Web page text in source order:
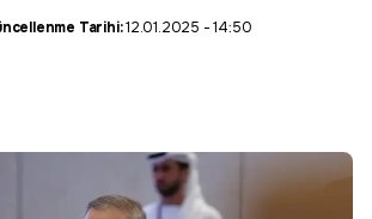
Tarihi:12.01.2025 - 14:50